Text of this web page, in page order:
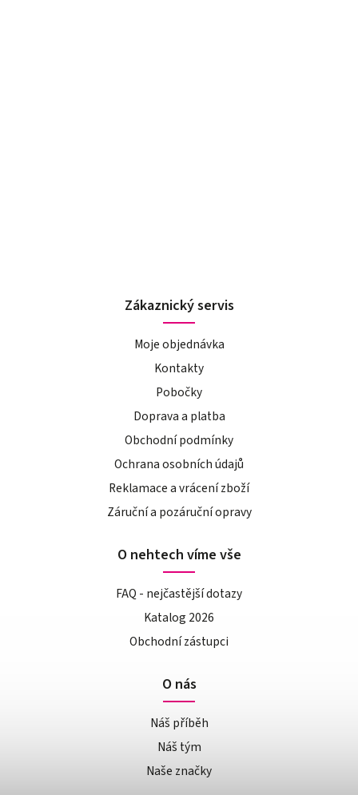
Zákaznický servis
Moje objednávka
Kontakty
Pobočky
Doprava a platba
Obchodní podmínky
Ochrana osobních údajů
Reklamace a vrácení zboží
Záruční a pozáruční opravy
O nehtech víme vše
FAQ - nejčastější dotazy
Katalog 2026
Obchodní zástupci
O nás
Náš příběh
Náš tým
Naše značky